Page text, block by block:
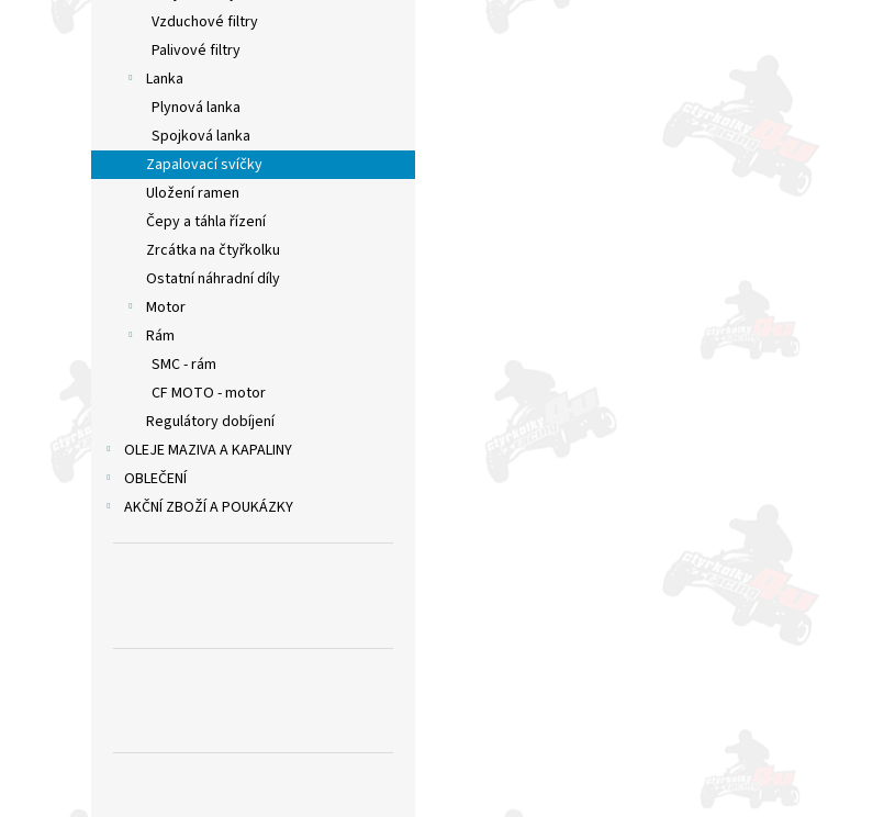
Vzduchové filtry
Palivové filtry
Lanka
Plynová lanka
Spojková lanka
Zapalovací svíčky
Uložení ramen
Čepy a táhla řízení
Zrcátka na čtyřkolku
Ostatní náhradní díly
Motor
Rám
SMC - rám
CF MOTO - motor
Regulátory dobíjení
OLEJE MAZIVA A KAPALINY
OBLEČENÍ
AKČNÍ ZBOŽÍ A POUKÁZKY